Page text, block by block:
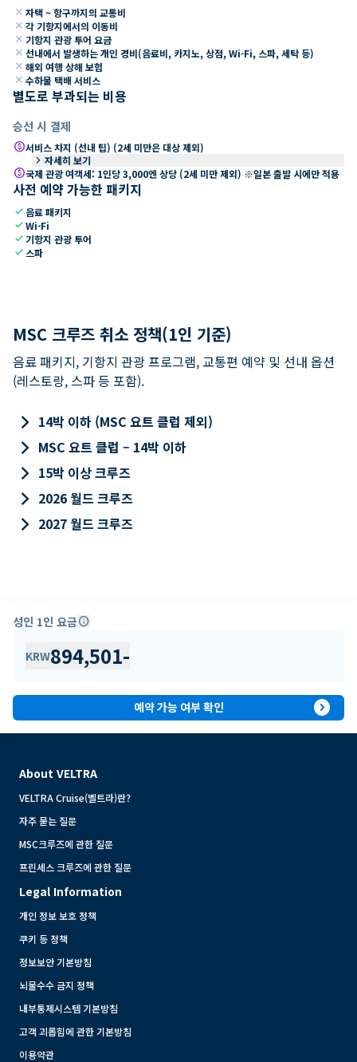
close 자택 ~ 항구까지의 교통비
close 각 기항지에서의 이동비
close 기항지 관광 투어 요금
close 선내에서 발생하는 개인 경비(음료비, 카지노, 상점, Wi-Fi, 스파, 세탁 등)
close 해외 여행 상해 보험
close 수하물 택배 서비스
별도로 부과되는 비용
승선 시 결제
paid서비스 차지 (선내 팁) (2세 미만은 대상 제외)
keyboard_arrow_right 자세히 보기
paid국제 관광 여객세: 1인당 3,000엔 상당 (2세 미만 제외) ※일본 출발 시에만 적용
사전 예약 가능한 패키지
check 음료 패키지
checkWi-Fi
check 기항지 관광 투어
check 스파
MSC 크루즈 취소 정책(1인 기준)
음료 패키지, 기항지 관광 프로그램, 교통편 예약 및 선내 옵션
(레스토랑, 스파 등 포함).
keyboard_arrow_right 14박 이하 (MSC 요트 클럽 제외)
keyboard_arrow_right MSC 요트 클럽 – 14박 이하
keyboard_arrow_right 15박 이상 크루즈
keyboard_arrow_right 2026 월드 크루즈
keyboard_arrow_right 2027 월드 크루즈
성인 1인 요금info
KRW894,501-
예약 가능 여부 확인 expand_circle_right
About VELTRA
VELTRA Cruise(벨트라)란?
자주 묻는 질문
MSC크루즈에 관한 질문
프린세스 크루즈에 관한 질문
Legal Information
개인 정보 보호 정책
쿠키 등 정책
정보보안 기본방침
뇌물수수 금지 정책
내부통제시스템 기본방침
고객 괴롭힘에 관한 기본방침
이용약관